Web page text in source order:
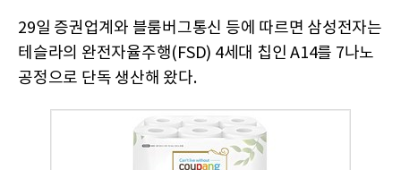
29일 증권업계와 블룸버그통신 등에 따르면 삼성전자는
테슬라의 완전자율주행(FSD) 4세대 칩인 A14를 7나노
공정으로 단독 생산해 왔다.